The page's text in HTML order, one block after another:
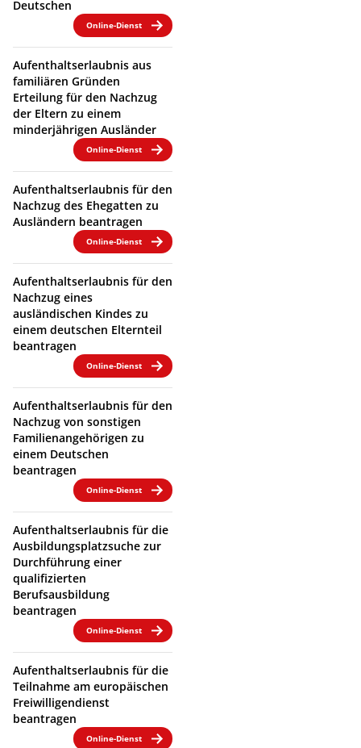
Deutschen
Online-Dienst
Aufenthaltserlaubnis aus
familiären Gründen
Erteilung für den Nachzug
der Eltern zu einem
minderjährigen Ausländer
Online-Dienst
Aufenthaltserlaubnis für den
Nachzug des Ehegatten zu
Ausländern beantragen
Online-Dienst
Aufenthaltserlaubnis für den
Nachzug eines
ausländischen Kindes zu
einem deutschen Elternteil
beantragen
Online-Dienst
Aufenthaltserlaubnis für den
Nachzug von sonstigen
Familienangehörigen zu
einem Deutschen
beantragen
Online-Dienst
Aufenthaltserlaubnis für die
Ausbildungsplatzsuche zur
Durchführung einer
qualifizierten
Berufsausbildung
beantragen
Online-Dienst
Aufenthaltserlaubnis für die
Teilnahme am europäischen
Freiwilligendienst
beantragen
Online-Dienst